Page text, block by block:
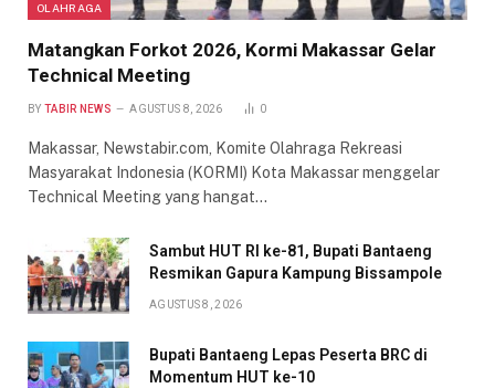
OLAHRAGA
Matangkan Forkot 2026, Kormi Makassar Gelar
Technical Meeting
BY TABIR NEWS AGUSTUS 8, 2026 0
Makassar, Newstabir.com, Komite Olahraga Rekreasi
Masyarakat Indonesia (KORMI) Kota Makassar menggelar
Technical Meeting yang hangat…
Sambut HUT RI ke-81, Bupati Bantaeng
Resmikan Gapura Kampung Bissampole
AGUSTUS 8, 2026
Bupati Bantaeng Lepas Peserta BRC di
Momentum HUT ke-10